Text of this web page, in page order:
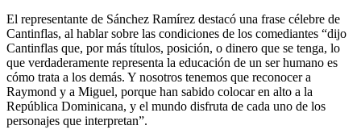
El representante de Sánchez Ramírez destacó una frase célebre de
Cantinflas, al hablar sobre las condiciones de los comediantes “dijo
Cantinflas que, por más títulos, posición, o dinero que se tenga, lo
que verdaderamente representa la educación de un ser humano es
cómo trata a los demás. Y nosotros tenemos que reconocer a
Raymond y a Miguel, porque han sabido colocar en alto a la
República Dominicana, y el mundo disfruta de cada uno de los
personajes que interpretan”.